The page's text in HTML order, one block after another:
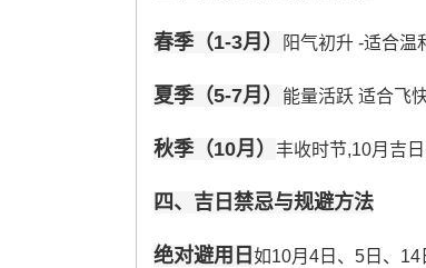
春季（1-3月） 阳气初升 -适合温
夏季（5-7月） 能量活跃 适合飞
秋季（10月） 丰收时节,10月吉
四、吉日禁忌与规避方法
绝对避用日 如10月4日、5日、14